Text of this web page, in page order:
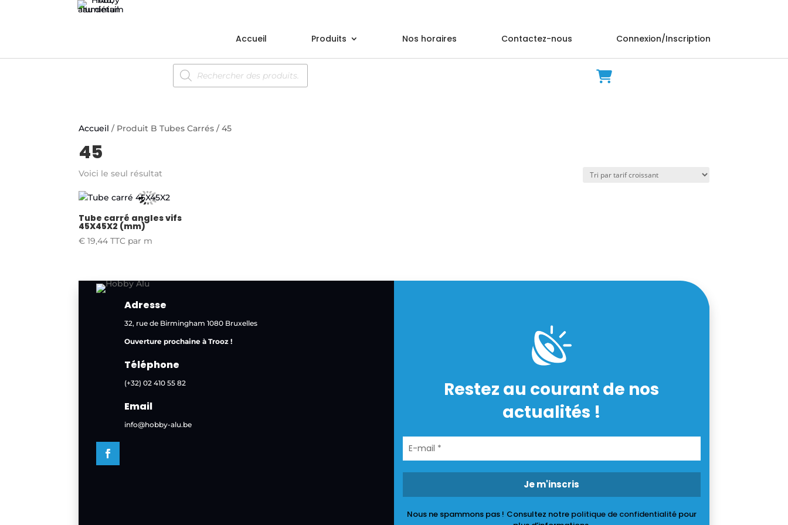
Accueil Produits Nos horaires Contactez-nous Connexion/Inscription
Recherche
de
produits
Accueil / Produit B Tubes Carrés / 45
45
Voici le seul résultat
Tube carré angles vifs
45X45X2 (mm)
€ 19,44 TTC par m
Adresse
32, rue de Birmingham 1080 Bruxelles
Ouverture prochaine à Trooz !
Téléphone
(+32) 02 410 55 82
Email
info@hobby-alu.be
Restez au courant de nos
actualités !
Nous ne spammons pas ! Consultez notre politique de confidentialitépour